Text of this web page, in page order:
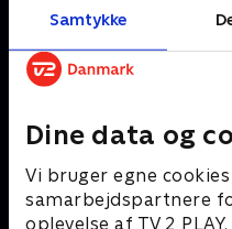
Samtykke
Dine data og
Vi bruger egne
samarbejdspartnere
oplevelse af TV 2
Andre så også